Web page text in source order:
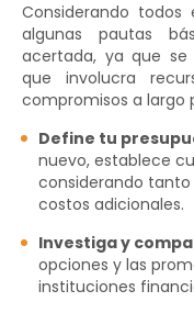
Considerando todos
algunas pautas
acertada, ya que
que involucra
compromisos a largo
Define tu
nuevo, establece
considerando
costos adicionales.
Investiga y
opciones y las
instituciones